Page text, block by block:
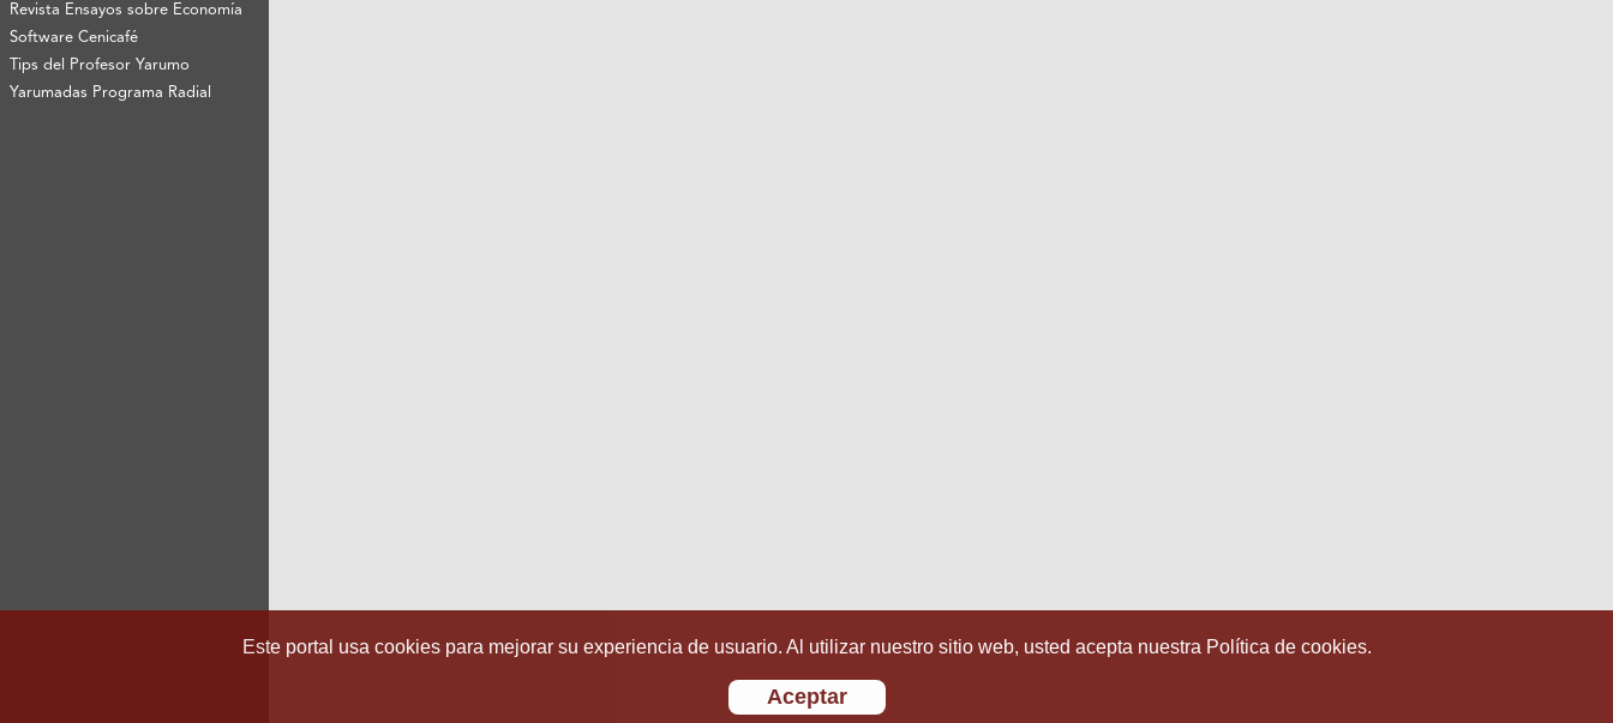
Revista Ensayos sobre Economía
Software Cenicafé
Tips del Profesor Yarumo
Yarumadas Programa Radial
Este portal usa cookies para mejorar su experiencia de usuario. Al utilizar nuestro sitio web, usted acepta nuestra Política de cookies.
Aceptar